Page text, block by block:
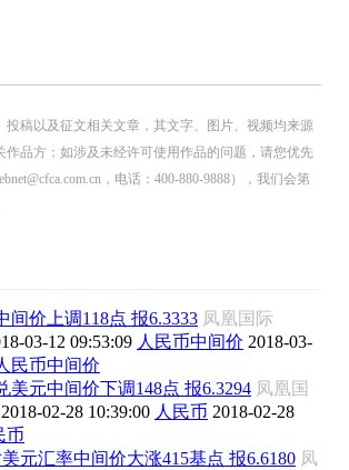
投稿以及征文相关文章，其文字、图片、视频均来源
作品方；如涉及未经许可使用作品的问题，请您优先
，电话：400-880-9888），我们会第
间价上调118点 报6.3333 凤凰国际
03-12 09:53:09 人民币中间价 2018-03-
民币中间价
美元中间价下调148点 报6.3294 凤凰国
2018-02-28 10:39:00 人民币 2018-02-28
币
元汇率中间价大涨415基点 报6.6180 凤